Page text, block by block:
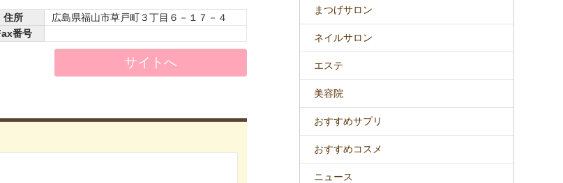
住所
広島県福山市草戸町３丁目６－１７－４
番号
サイトへ
まつげサロン
ネイルサロン
エステ
美容院
おすすめサプリ
おすすめコスメ
ニュース